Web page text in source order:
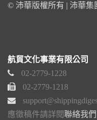
© 沛華版權所有 | 沛華集
航貿文化事業有限公司
02-2779-1228
02-2779-1218
應徵稿件請詳閱聯絡我們